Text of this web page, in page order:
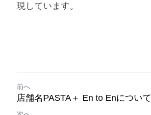
現しています。
前へ
店舗名PASTA＋ En to Enについて